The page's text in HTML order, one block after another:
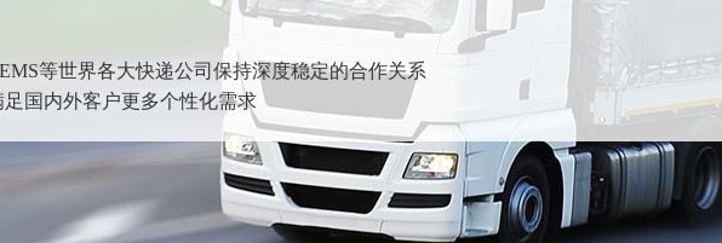
等世界各大快递公司保持深度稳定的合作关系
国内外客户更多个性化需求